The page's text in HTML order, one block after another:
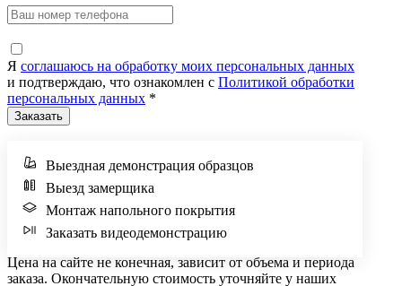
Я соглашаюсь на обработку моих персональных данных
и подтверждаю, что ознакомлен с Политикой обработки
персональных данных *
Выездная демонстрация образцов
Выезд замерщика
Монтаж напольного покрытия
Заказать видеодемонстрацию
Цена на сайте не конечная, зависит от объема и периода
заказа. Окончательную стоимость уточняйте у наших